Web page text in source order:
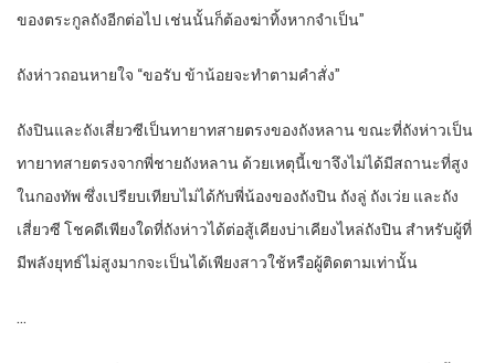
ของตระกูลถังอีกต่อไป เช่นนั้นก็ต้องฆ่าทิ้งหากจำเป็น”
ถังห่าวถอนหายใจ “ขอรับ ข้าน้อยจะทำตามคำสั่ง”
ถังปินและถังเสี่ยวซีเป็นทายาทสายตรงของถังหลาน ขณะที่ถังห่าวเป็น
ทายาทสายตรงจากพี่ชายถังหลาน ด้วยเหตุนี้เขาจึงไม่ได้มีสถานะที่สูง
ในกองทัพ ซึ่งเปรียบเทียบไม่ได้กับพี่น้องของถังปิน ถังลู่ ถังเว่ย และถัง
เสี่ยวซี โชคดีเพียงใดที่ถังห่าวได้ต่อสู้เคียงบ่าเคียงไหล่ถังปิน สำหรับผู้ที่
มีพลังยุทธ์ไม่สูงมากจะเป็นได้เพียงสาวใช้หรือผู้ติดตามเท่านั้น
…